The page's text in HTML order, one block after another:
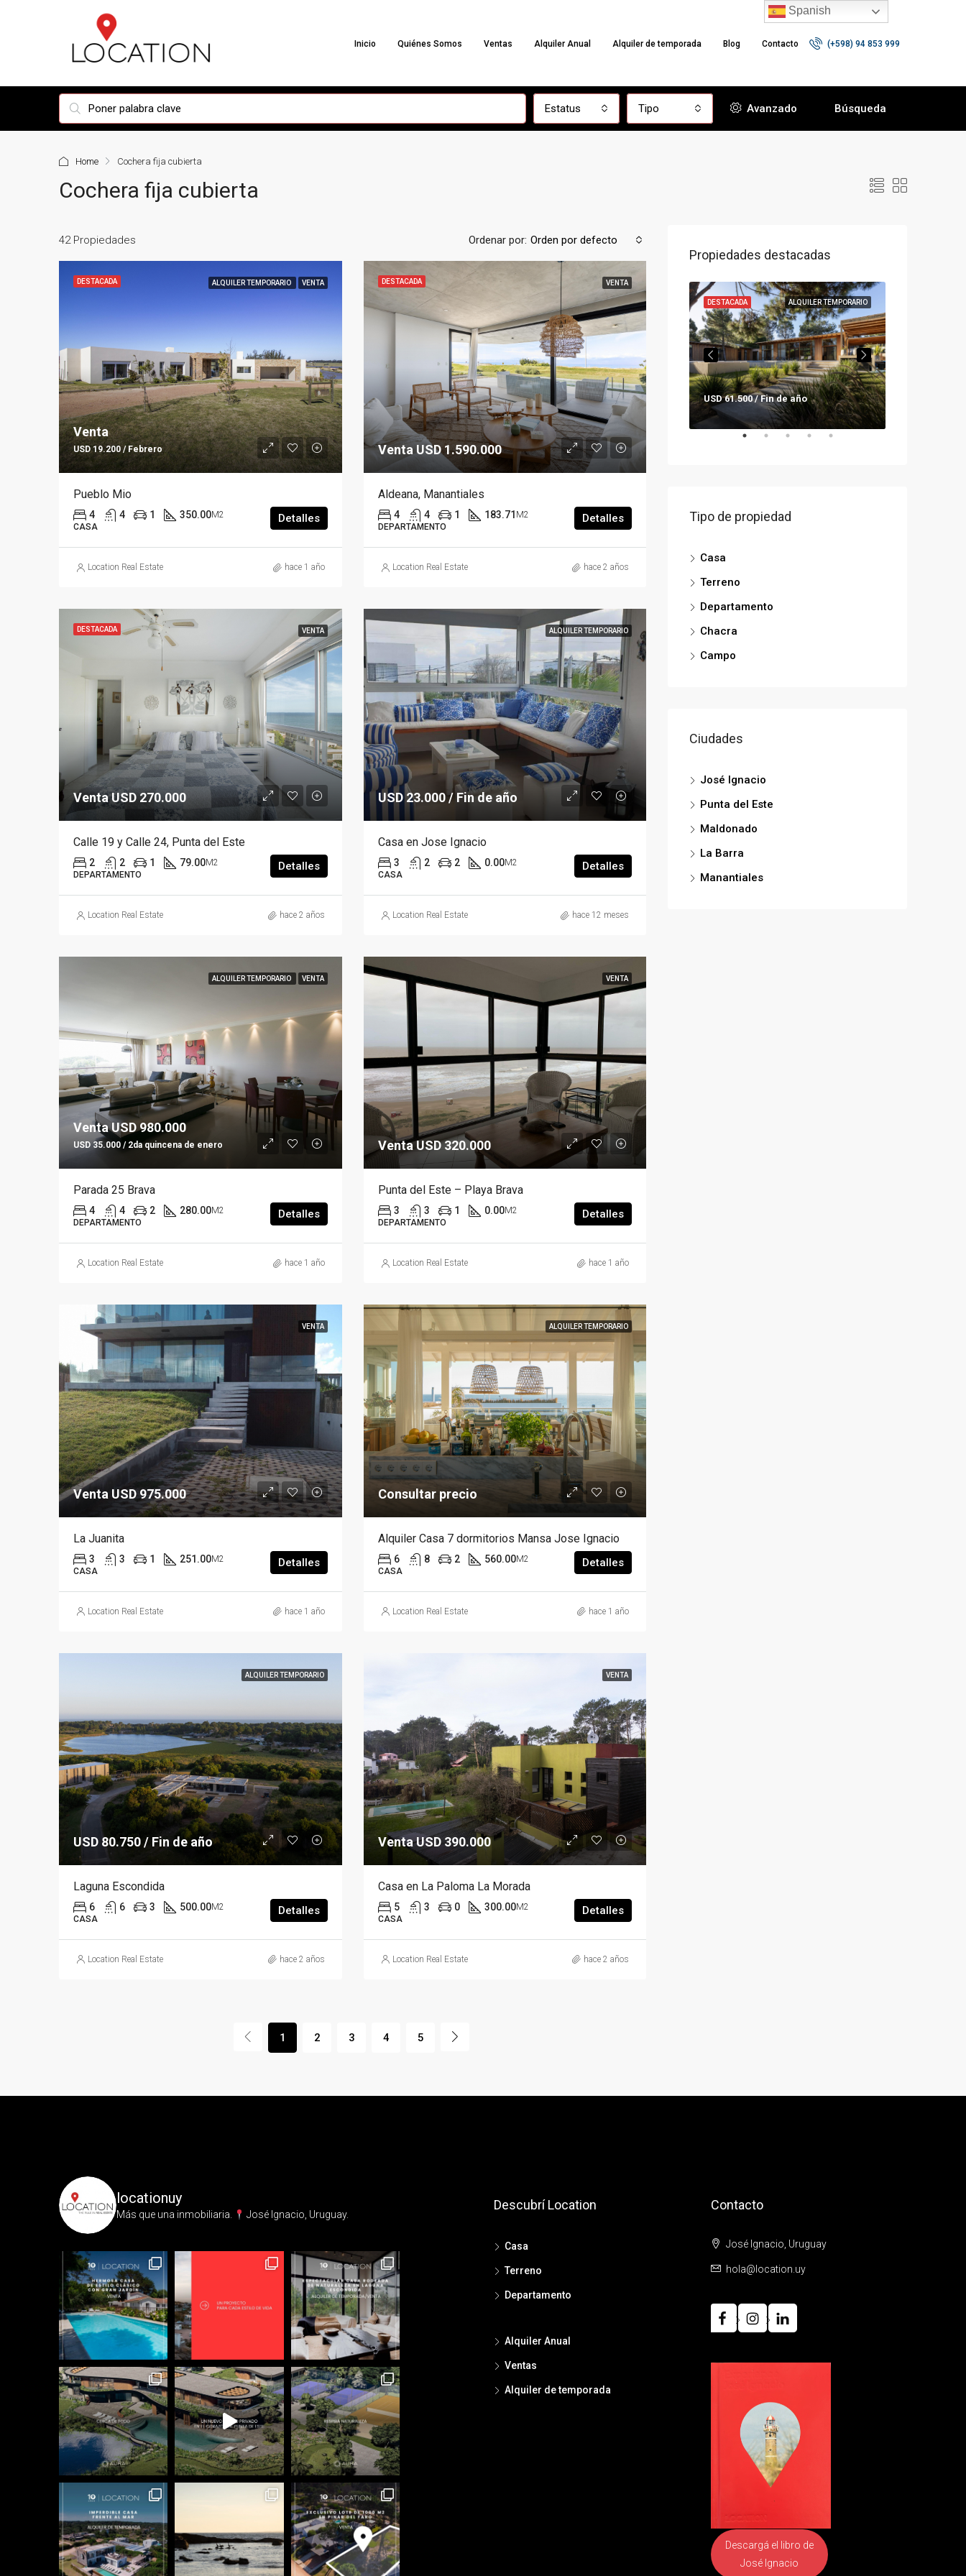
Inicio Quiénes Somos Ventas Alquiler Anual Alquiler de temporada Blog Contacto (+598) 94 853 999
Estatus Tipo Avanzado Búsqueda
Home Cochera fija cubierta
Cochera fija cubierta
42 Propiedades Ordenar por: Orden por defecto
DESTACADA ALQUILER TEMPORARIO VENTA
Venta
USD 19.200 / Febrero
Pueblo Mio
4 4 1 350.00M2
CASA
Detalles
Location Real Estate hace 1 año
DESTACADA VENTA
Venta USD 1.590.000
Aldeana, Manantiales
4 4 1 183.71 M2
DEPARTAMENTO
Detalles
Location Real Estate hace 2 años
DESTACADA VENTA
Venta USD 270.000
Calle 19 y Calle 24, Punta del Este
2 2 1 79.00M2
DEPARTAMENTO
Detalles
Location Real Estate hace 2 años
ALQUILER TEMPORARIO
USD 23.000 / Fin de año
Casa en Jose Ignacio
3 2 2 0.00M2
CASA
Detalles
Location Real Estate hace 12 meses
ALQUILER TEMPORARIO VENTA
Venta USD 980.000
USD 35.000 / 2da quincena de enero
Parada 25 Brava
4 4 2 280.00M2
DEPARTAMENTO
Detalles
Location Real Estate hace 1 año
VENTA
Venta USD 320.000
Punta del Este – Playa Brava
3 3 1 0.00M2
DEPARTAMENTO
Detalles
Location Real Estate hace 1 año
VENTA
Venta USD 975.000
La Juanita
3 3 1 251.00M2
CASA
Detalles
Location Real Estate hace 1 año
ALQUILER TEMPORARIO
Consultar precio
Alquiler Casa 7 dormitorios Mansa Jose Ignacio
6 8 2 560.00M2
CASA
Detalles
Location Real Estate hace 1 año
ALQUILER TEMPORARIO
USD 80.750 / Fin de año
Laguna Escondida
6 6 3 500.00M2
CASA
Detalles
Location Real Estate hace 2 años
VENTA
Venta USD 390.000
Casa en La Paloma La Morada
5 3 0 300.00M2
CASA
Detalles
Location Real Estate hace 2 años
1 2 3 4 5
Propiedades destacadas
ALQUILER TEMPORARIO
Venta USD 325.000
ALQUILER TEMPORARIO
DESTACADA
USD 61.500 / Fin de año
Tipo de propiedad
Casa
Terreno
Departamento
Chacra
Campo
Ciudades
José Ignacio
Punta del Este
Maldonado
La Barra
Manantiales
locationuy
Más que una inmobiliaria.⁣ José Ignacio, Uruguay.
Descubrí Location
Casa
Terreno
Departamento
Alquiler Anual
Ventas
Alquiler de temporada
Contacto
José Ignacio, Uruguay
hola@location.uy
Descargá el libro de
José Ignacio
Spanish